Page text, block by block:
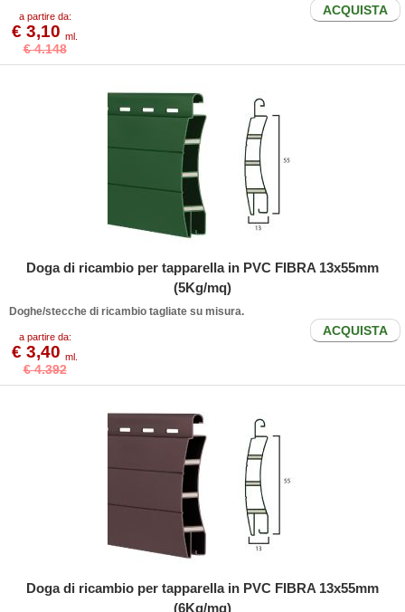
a partire da:
€ 3,10 ml.
€ 4.148
ACQUISTA
Doga di ricambio per tapparella in PVC FIBRA 13x55mm
(5Kg/mq)
Doghe/stecche di ricambio tagliate su misura.
a partire da:
€ 3,40 ml.
€ 4.392
ACQUISTA
Doga di ricambio per tapparella in PVC FIBRA 13x55mm
(6Kg/mq)